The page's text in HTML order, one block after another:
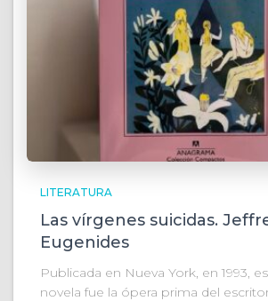
LITERATURA
Las vírgenes suicidas.
Eugenides
Publicada en Nueva York, en 1993,
novela fue la ópera prima del